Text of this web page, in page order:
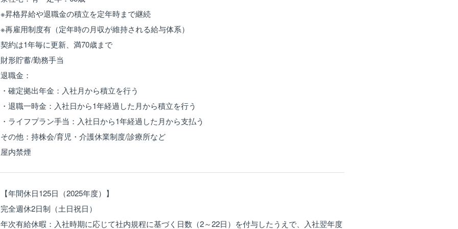
※昇格昇給や退職金の積立を定年時まで継続
※再雇用制度有（定年時の月収が維持される給与体系）
契約は1年毎に更新、満70歳まで
財形貯蓄/勤務手当
退職金：
・確定拠出年金：入社月から積立を行う
・退職一時金：入社日から1年経過した月から積立を行う
・ライフプラン手当：入社日から1年経過した月から支払う
その他：持株会/育児・介護休業制度/診療所など
屋内禁煙
【年間休日125日（2025年度）】
完全週休2日制（土日祝日）
年次有給休暇：入社時期に応じて社内規程に基づく日数（2～22日）を付与したうえで、入社翌年度